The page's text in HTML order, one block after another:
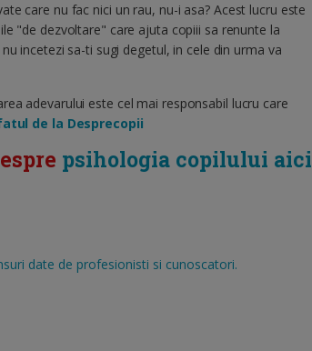
care nu fac nici un rau, nu-i asa? Acest lucru este
"de dezvoltare" care ajuta copiii sa renunte la
incetezi sa-ti sugi degetul, in cele din urma va
adevarului este cel mai responsabil lucru care
de la Desprecopii
psihologia copilului aici
date de profesionisti si cunoscatori.